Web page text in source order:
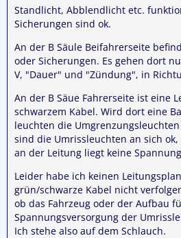
Standlicht, Abblendlicht etc.
Sicherungen sind ok.
An der B Säule Beifahrerseite
oder Sicherungen. Es gehen dort
V, "Dauer" und "Zündung", in
An der B Säue Fahrerseite ist eine
schwarzem Kabel. Wird dort eine
leuchten die
sind die Umrissleuchten an sich
an der Leitung liegt keine
Leider habe ich keinen
grün/schwarze Kabel nicht
ob das Fahrzeug oder der Aufbau
Spannungsversorgung der
Ich stehe also auf dem Schlauch.